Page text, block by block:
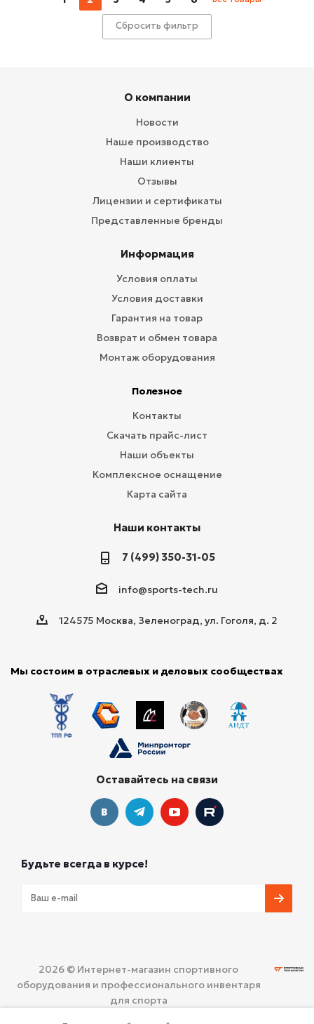
Сбросить фильтр
О компании
Новости
Наше производство
Наши клиенты
Отзывы
Лицензии и сертификаты
Представленные бренды
Информация
Условия оплаты
Условия доставки
Гарантия на товар
Возврат и обмен товара
Монтаж оборудования
Полезное
Контакты
Скачать прайс-лист
Наши объекты
Комплексное оснащение
Карта сайта
Наши контакты
7 (499) 350-31-05
info@sports-tech.ru
124575 Москва, Зеленоград, ул. Гоголя, д. 2
Мы состоим в отраслевых и деловых сообществах
Оставайтесь на связи
Будьте всегда в курсе!
2026 © Интернет-магазин спортивного
оборудования и профессионального инвентаря
для спорта